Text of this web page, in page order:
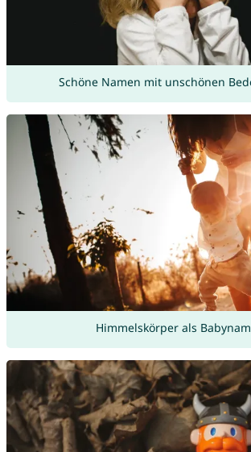
Schöne Namen mit unschönen
Himmelskörper als